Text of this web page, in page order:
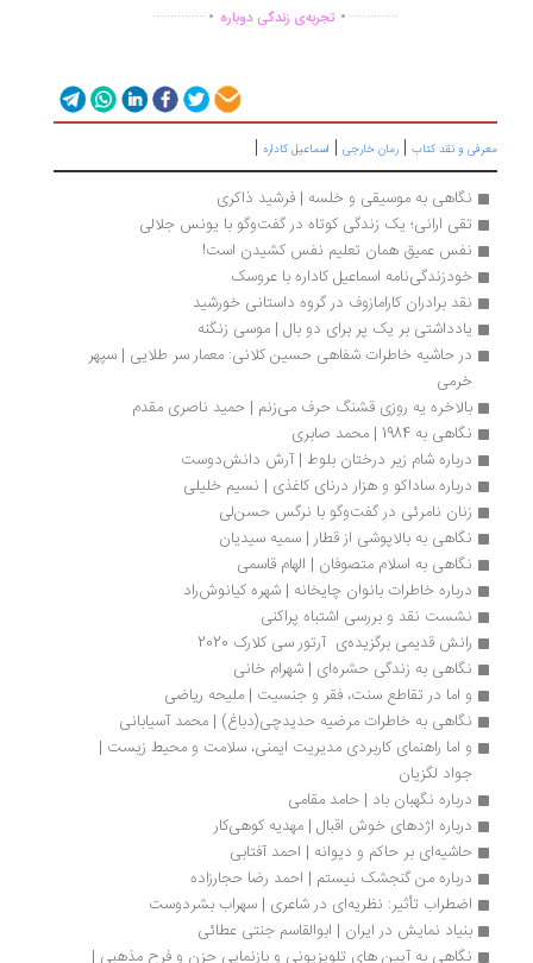
............... تجربه‌ی زندگی دوباره ..............
و نقد کتاب|رمان خارجی|اسماعیل کاداره|
نگاهی به موسیقی و خلسه | فرشید ذاکری
تقی ارانی؛ یک زندگی کوتاه در گفت‌وگو با یونس جلالی
نفس عمیق همان تعلیم نفس کشیدن است!
خودزندگی‌نامه اسماعیل کاداره با عروسک
نقد برادران کارامازوف در گروه داستانی خورشید
یادداشتی بر یک پر برای دو بال | موسی زنگنه
در حاشیه خاطرات شفاهی حسین کلانی: معمار سر طلایی | سپهر
بالاخره یه روزی قشنگ حرف می‌زنم | حمید ناصری مقدم
نگاهی به 1984 | محمد صابری
درباره شام زیر درختان بلوط | آرش دانش‌دوست
درباره ساداکو و هزار درنای کاغذی | نسیم خلیلی
زنان نامرئی در گفت‌وگو با نرگس حسن‌لی
نگاهی به بالاپوشی از قطار | سمیه سیدیان
نگاهی به اسلام متصوفان | الهام قاسمی
درباره خاطرات بانوان چایخانه | شهره کیانوش‌راد
نشست نقد و بررسی اشتباه پراکنی
رانش قدیمی برگزیده‌ی  آرتور سی کلارک 2020
نگاهی به زندگی حشره‌ای | شهرام خانی
و اما در تقاطع سنت، فقر و جنسیت | ملیحه ریاضی
نگاهی به خاطرات مرضیه حدیدچی(دباغ) | محمد آسیابانی
و اما راهنمای کاربردی مدیریت ایمنی، سلامت و محیط زیست |
جواد لگزیان
درباره نگهبان باد | حامد مقامی
درباره اژدهای خوش اقبال | مهدیه کوهی‌کار
حاشیه‌ای بر حاکم و دیوانه | احمد آفتابی
درباره من گنجشک نیستم | احمد رضا حجارزاده
اضطراب تأثیر: نظریه‌ای در شاعری | سهراب بشردوست
بنیاد نمایش در ایران | ابوالقاسم جنتی عطائی
نگاهی به آیین های تلویزیونی و بازنمایی حزن و فرح مذهبی |